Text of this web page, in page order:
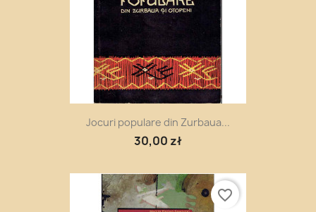
Jocuri populare din Zurbaua...
30,00 zł
favorite_border